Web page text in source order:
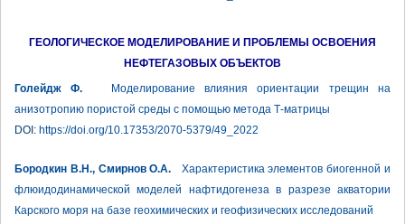
ГЕОЛОГИЧЕСКОЕ МОДЕЛИРОВАНИЕ И ПРОБЛЕМЫ ОСВОЕНИЯ
НЕФТЕГАЗОВЫХ ОБЪЕКТОВ
Голейдж Ф. Моделирование влияния ориентации трещин на
анизотропию пористой среды с помощью метода Т-матрицы
DOI: https://doi.org/10.17353/2070-5379/49_2022
Бородкин В.Н., Смирнов О.А. Характеристика элементов биогенной и
флюидодинамической моделей нафтидогенеза в разрезе акватории
Карского моря на базе геохимических и геофизических исследований